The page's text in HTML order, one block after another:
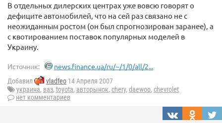
В отдельных дилерских центрах уже вовсю говорят о
дефиците автомобилей, что на сей раз связано не с
неожиданным ростом (он был спрогнозирован заранее), а
с квотированием поставок популярных моделей в
Украину.
Источник: news.finance.ua/ru/~/1/0/all/2...
Добавил vladfeo 14 Апреля 2007
украина, ваз, toyota, авторынок, chery, daewoo, chevrolet
нет комментариев